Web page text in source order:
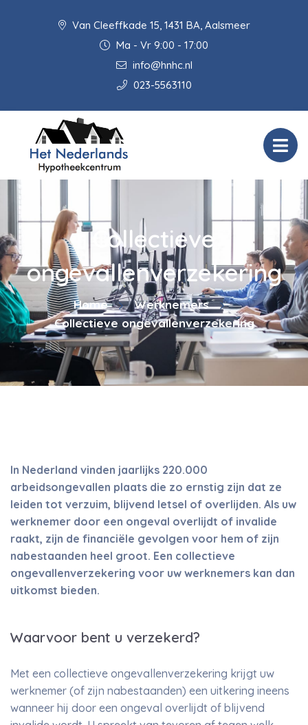
Van Cleeffkade 15, 1431 BA, Aalsmeer
Ma - Vr 9:00 - 17:00
info@hnhc.nl
023-5563110
Collectieve
ongevallenverzekering
Home
Werknemers
Collectieve ongevallenverzekering
In Nederland vinden jaarlijks 220.000
arbeidsongevallen plaats die zo ernstig zijn dat ze
leiden tot verzuim, blijvend letsel of overlijden. Als uw
werknemer door een ongeval overlijdt of invalide
raakt, zijn de financiële gevolgen voor hem of zijn
nabestaanden heel groot. Een collectieve
ongevallenverzekering voor uw werknemers kan dan
uitkomst bieden.
Waarvoor bent u verzekerd?
Met een collectieve ongevallenverzekering krijgt uw
werknemer (of zijn nabestaanden) een uitkering ineens
wanneer hij door een ongeval overlijdt of blijvend